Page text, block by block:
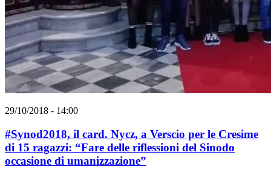
29/10/2018 - 14:00
#Synod2018, il card. Nycz, a Verscio per le Cresime
di 15 ragazzi: “Fare delle riflessioni del Sinodo
occasione di umanizzazione”